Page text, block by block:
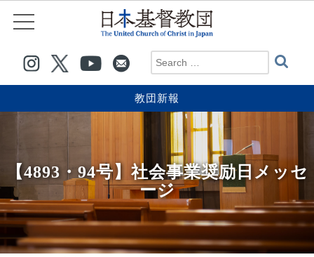
教団新報
【4893・94号】社会事業奨励日メッセ
ージ